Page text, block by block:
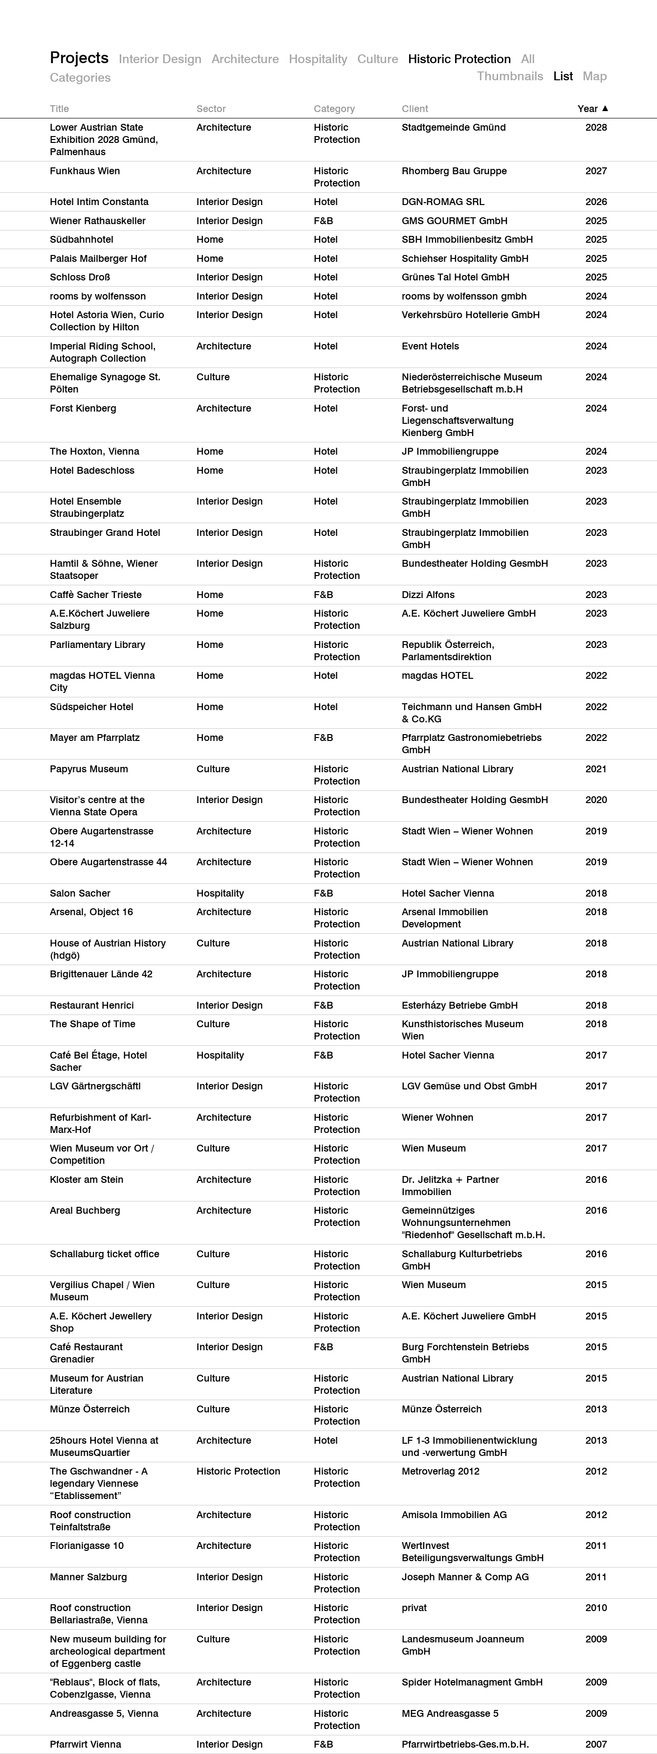
Projects Interior Design Architecture Hospitality Culture Historic Protection
All
Thumbnails
List Map
Categories
Title Sector Category Client
Year
Lower Austrian State
Exhibition 2028 Gmünd,
Palmenhaus
Architecture
Historic
Protection
Stadtgemeinde Gmünd 2028
Funkhaus Wien Architecture
Historic
Protection
Rhomberg Bau Gruppe 2027
Hotel Intim Constanta Interior Design Hotel DGN-ROMAG SRL
2026
Wiener Rathauskeller
Interior Design F&B GMS GOURMET GmbH
2025
Südbahnhotel
Home Hotel SBH Immobilienbesitz GmbH
2025
Palais Mailberger Hof
Home Hotel Schiehser Hospitality GmbH
2025
Schloss Droß
Interior Design Hotel Grünes Tal Hotel GmbH
2025
rooms by wolfensson
Interior Design Hotel rooms by wolfensson gmbh
2024
Hotel Astoria Wien, Curio
Collection by Hilton
Interior Design Hotel Verkehrsbüro Hotellerie GmbH 2024
Imperial Riding School,
Autograph Collection
Architecture Hotel Event Hotels 2024
Ehemalige Synagoge St.
Pölten
Culture
Historic
Protection
Niederösterreichische Museum
Betriebsgesellschaft m.b.H
2024
Forst Kienberg Architecture Hotel
Forst- und
Liegenschaftsverwaltung
Kienberg GmbH
2024
The Hoxton, Vienna Home Hotel JP Immobiliengruppe
2024
Hotel Badeschloss
Home Hotel
Straubingerplatz Immobilien
GmbH
2023
Hotel Ensemble
Straubingerplatz
Interior Design Hotel
Straubingerplatz Immobilien
GmbH
2023
Straubinger Grand Hotel Interior Design Hotel
Straubingerplatz Immobilien
GmbH
2023
Hamtil & Söhne, Wiener
Staatsoper
Interior Design
Historic
Protection
Bundestheater Holding GesmbH 2023
Caffè Sacher Trieste Home F&B Dizzi Alfons
2023
A.E.Köchert Juweliere
Salzburg
Home
Historic
Protection
A.E. Köchert Juweliere GmbH 2023
Parliamentary Library Home
Historic
Protection
Republik Österreich,
Parlamentsdirektion
2023
magdas HOTEL Vienna
City
Home Hotel magdas HOTEL 2022
Südspeicher Hotel Home Hotel
Teichmann und Hansen GmbH
& Co.KG
2022
Mayer am Pfarrplatz Home F&B
Pfarrplatz Gastronomiebetriebs
GmbH
2022
Papyrus Museum Culture
Historic
Protection
Austrian National Library 2021
Visitor’s centre at the
Vienna State Opera
Interior Design
Historic
Protection
Bundestheater Holding GesmbH 2020
Obere Augartenstrasse
12-14
Architecture
Historic
Protection
Stadt Wien – Wiener Wohnen 2019
Obere Augartenstrasse 44 Architecture
Historic
Protection
Stadt Wien – Wiener Wohnen 2019
Salon Sacher Hospitality F&B Hotel Sacher Vienna
2018
Arsenal, Object 16
Architecture
Historic
Protection
Arsenal Immobilien
Development
2018
House of Austrian History
(hdgö)
Culture
Historic
Protection
Austrian National Library 2018
Brigittenauer Lände 42 Architecture
Historic
Protection
JP Immobiliengruppe 2018
Restaurant Henrici Interior Design F&B Esterházy Betriebe GmbH
2018
The Shape of Time
Culture
Historic
Protection
Kunsthistorisches Museum
Wien
2018
Café Bel Étage, Hotel
Sacher
Hospitality F&B Hotel Sacher Vienna 2017
LGV Gärtnergschäftl Interior Design
Historic
Protection
LGV Gemüse und Obst GmbH 2017
Refurbishment of Karl-
Marx-Hof
Architecture
Historic
Protection
Wiener Wohnen 2017
Wien Museum vor Ort /
Competition
Culture
Historic
Protection
Wien Museum 2017
Kloster am Stein Architecture
Historic
Protection
Dr. Jelitzka + Partner
Immobilien
2016
Areal Buchberg Architecture
Historic
Protection
Gemeinnütziges
Wohnungsunternehmen
"Riedenhof" Gesellschaft m.b.H.
2016
Schallaburg ticket office Culture
Historic
Protection
Schallaburg Kulturbetriebs
GmbH
2016
Vergilius Chapel / Wien
Museum
Culture
Historic
Protection
Wien Museum 2015
A.E. Köchert Jewellery
Shop
Interior Design
Historic
Protection
A.E. Köchert Juweliere GmbH 2015
Café Restaurant
Grenadier
Interior Design F&B
Burg Forchtenstein Betriebs
GmbH
2015
Museum for Austrian
Literature
Culture
Historic
Protection
Austrian National Library 2015
Münze Österreich Culture
Historic
Protection
Münze Österreich 2013
25hours Hotel Vienna at
MuseumsQuartier
Architecture Hotel
LF 1-3 Immobilienentwicklung
und -verwertung GmbH
2013
The Gschwandner - A
legendary Viennese
“Etablissement”
Historic Protection
Historic
Protection
Metroverlag 2012 2012
Roof construction
Teinfaltstraße
Architecture
Historic
Protection
Amisola Immobilien AG 2012
Florianigasse 10 Architecture
Historic
Protection
WertInvest
Beteiligungsverwaltungs GmbH
2011
Manner Salzburg Interior Design
Historic
Protection
Joseph Manner & Comp AG 2011
Roof construction
Bellariastraße, Vienna
Interior Design
Historic
Protection
privat 2010
New museum building for
archeological department
of Eggenberg castle
Culture
Historic
Protection
Landesmuseum Joanneum
GmbH
2009
"Reblaus", Block of flats,
Cobenzlgasse, Vienna
Architecture
Historic
Protection
Spider Hotelmanagment GmbH 2009
Andreasgasse 5, Vienna Architecture
Historic
Protection
MEG Andreasgasse 5 2009
Pfarrwirt Vienna Interior Design F&B Pfarrwirtbetriebs-Ges.m.b.H. 2007